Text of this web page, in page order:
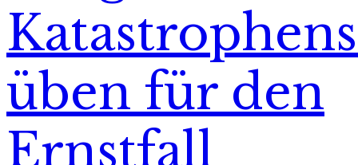
üben für den
Ernstfall